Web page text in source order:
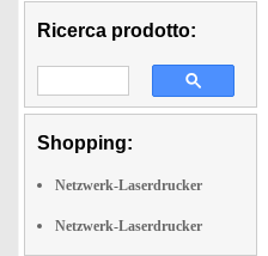
Ricerca prodotto:
Shopping:
Netzwerk-Laserdrucker
Netzwerk-Laserdrucker